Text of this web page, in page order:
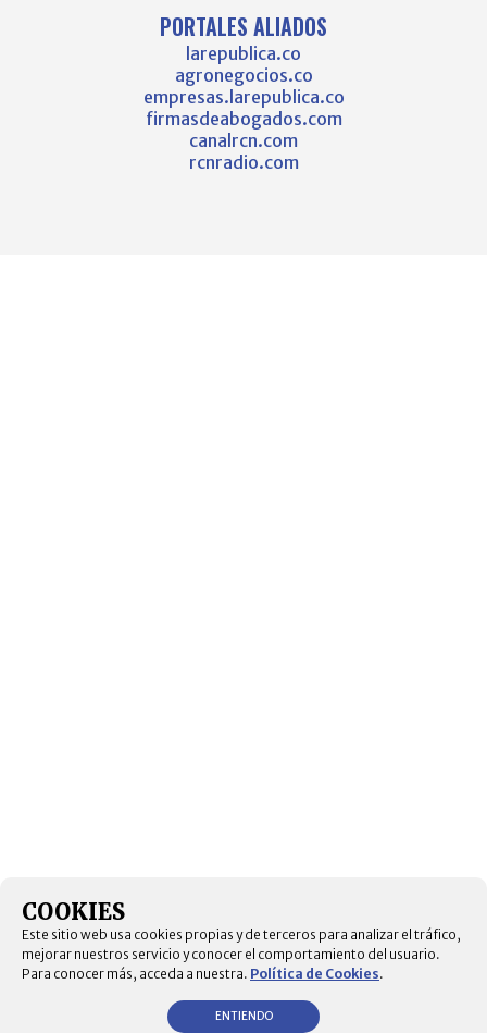
PORTALES ALIADOS
larepublica.co
agronegocios.co
empresas.larepublica.co
firmasdeabogados.com
canalrcn.com
rcnradio.com
COOKIES
Este sitio web usa cookies propias y de terceros para analizar el tráfico,
mejorar nuestros servicio y conocer el comportamiento del usuario.
Para conocer más, acceda a nuestra. Política de Cookies.
ENTIENDO